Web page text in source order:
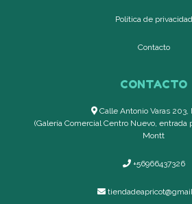
Política de privacidad
Contacto
CONTACTO
Calle Antonio Varas 203,
(Galería Comercial Centro Nuevo, entrada
Montt
+56966437326